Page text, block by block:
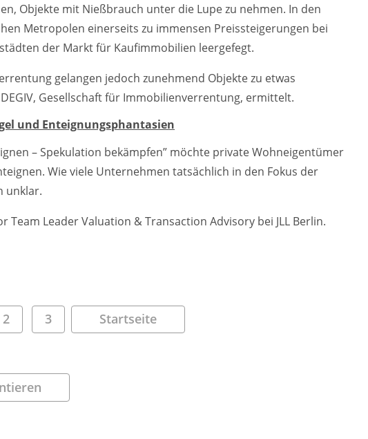
Objekte mit Nießbrauch unter die Lupe zu nehmen. In den
Metropolen einerseits zu immensen Preissteigerungen bei
der Markt für Kaufimmobilien leergefegt.
gelangen jedoch zunehmend Objekte zu etwas
Gesellschaft für Immobilienverrentung, ermittelt.
und Enteignungsphantasien
– Spekulation bekämpfen” möchte private Wohneigentümer
Wie viele Unternehmen tatsächlich in den Fokus der
unklar.
Team Leader Valuation & Transaction Advisory bei JLL Berlin.
2 3 Startseite